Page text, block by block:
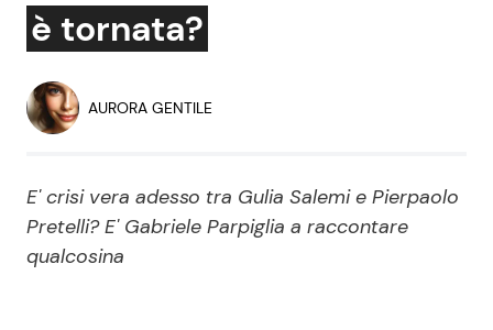
Dal Mondo
Economia
Persone Scomparse
Politica Reality e Talent
è tornata?
AURORA GENTILE
E' crisi vera adesso tra Gulia Salemi e Pierpaolo
Pretelli? E' Gabriele Parpiglia a raccontare
qualcosina